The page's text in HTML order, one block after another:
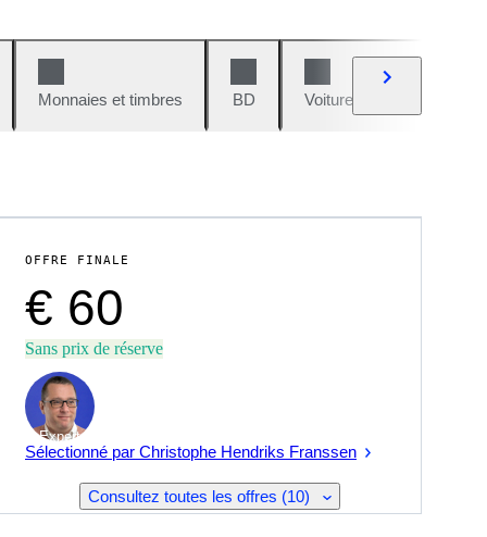
Monnaies et timbres BD Voitures et motos
OFFRE FINALE
€ 60
Sans prix de réserve
Expert
Sélectionné par Christophe Hendriks Franssen
Consultez toutes les offres (10)